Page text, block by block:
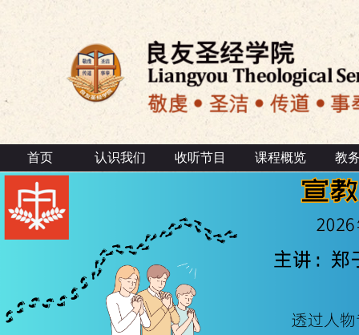
首页 认识我们 收听节目 课程概览 教